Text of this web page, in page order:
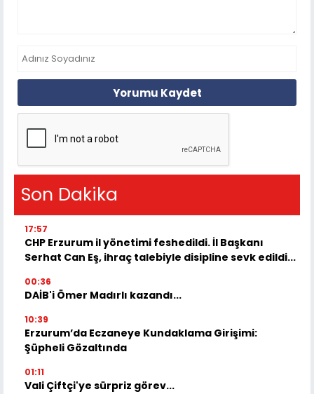
Yorumu Kaydet
Son Dakika
17:57
CHP Erzurum il yönetimi feshedildi. İl Başkanı
Serhat Can Eş, ihraç talebiyle disipline sevk edildi...
00:36
DAİB'i Ömer Madırlı kazandı...
10:39
Erzurum’da Eczaneye Kundaklama Girişimi:
Şüpheli Gözaltında
01:11
Vali Çiftçi'ye sürpriz görev...